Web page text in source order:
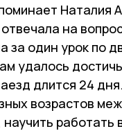
Наталия
на
за один урок по
удалось
длится 24
возрастов
работать